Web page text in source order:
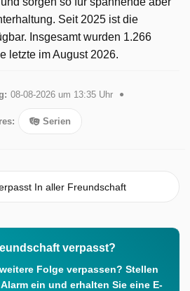
Seit 2025 ist die
Insgesamt wurden 1.266
letzte im August 2026.
08-08-2026 um 13:35 Uhr
Serien
In aller Freundschaft
verpasst?
Folge verpassen? Stellen
ein und erhalten Sie eine E-